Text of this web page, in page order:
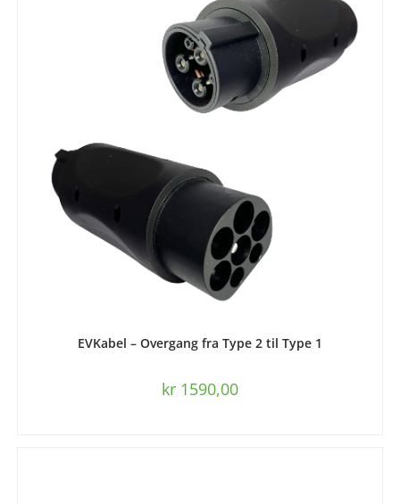
EVKabel – Overgang fra Type 2 til Type 1
kr 1590,00